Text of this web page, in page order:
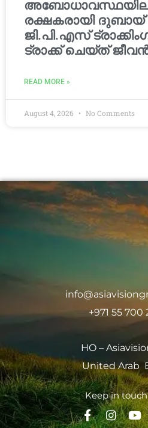
രക്ഷകരായി
ജി.പി.എസ്
ട്രാക്ക് ചെയ്ത് ജീവൻ
READ MORE »
August 4, 2026 No Comments
+971 55 700
HO –
United Arab
Keep in